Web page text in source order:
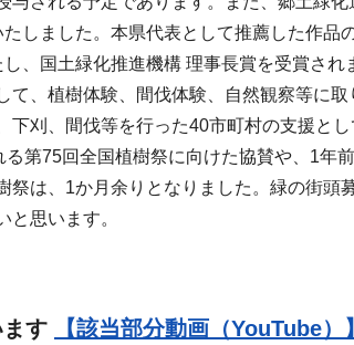
しました。本県代表として推薦した作品
、国土緑化推進機構 理事長賞を受賞さ
て、植樹体験、間伐体験、自然観察等に
下刈、間伐等を行った40市町村の支援と
第75回全国植樹祭に向けた協賛や、1年
祭は、1か月余りとなりました。緑の街頭
と思います。
す 【該当部分動画（YouTube）】